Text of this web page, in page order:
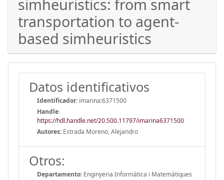
simheuristics: from smart
transportation to agent-
based simheuristics
Datos identificativos
Identificador: imarina:6371500
Handle:
https://hdl.handle.net/20.500.11797/imarina6371500
Autores: Estrada Moreno, Alejandro
Otros:
Departamento: Enginyeria Informàtica i Matemàtiques